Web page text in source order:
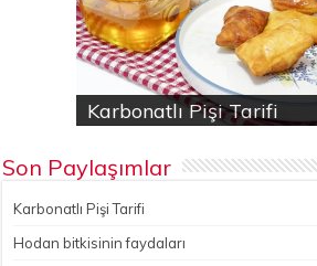
Karbonatlı Pişi Tarifi
Hodan bitkisinin faydaları
Yalancı Baklava Tarifi
Gökçesu Pilavı Tarifi
Nohutlu kereviz yemeği
Son Paylaşımlar
Karbonatlı Pişi Tarifi
Hodan bitkisinin faydaları